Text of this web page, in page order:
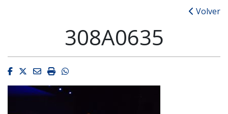
Volver
308A0635
Facebook
Twitter
EmailImprimirWhatsapp